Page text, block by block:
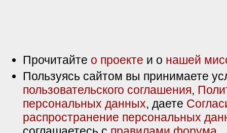
Прочитайте о проекте и о нашей
Пользуясь сайтом вы принимаете
пользовательского соглашения,
персональных данных, даете
распространение персональных